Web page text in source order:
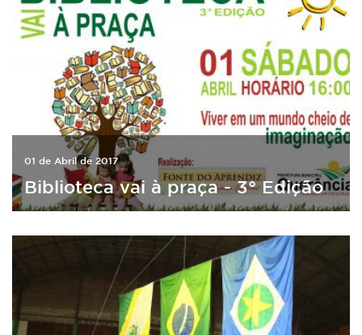
01 de Abril de 2017
Biblioteca vai à praça - 3° Edição